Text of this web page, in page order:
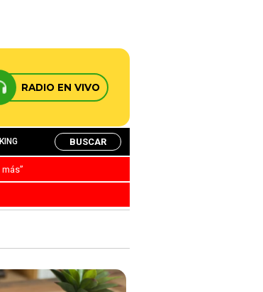
RADIO EN VIVO
BUSCAR